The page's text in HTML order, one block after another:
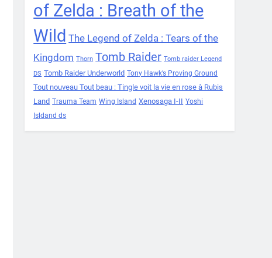
of Zelda : Breath of the
Wild The Legend of Zelda : Tears of the
Kingdom Thorn Tomb Raider Tomb raider Legend
DS Tomb Raider Underworld Tony Hawk’s Proving Ground
Tout nouveau Tout beau : Tingle voit la vie en rose à Rubis
Land Trauma Team Wing Island Xenosaga I-II Yoshi
Isldand ds